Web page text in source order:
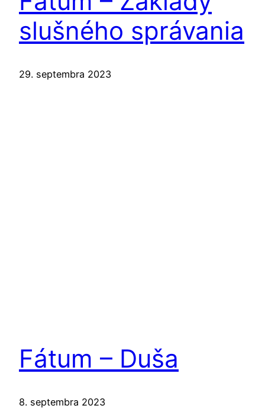
slušného správania
29. septembra 2023
Fátum – Duša
8. septembra 2023